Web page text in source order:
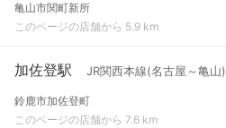
亀山市関町新所
このページの店舗から 5.9 km
加佐登駅 JR関西本線(名古屋～亀山)
鈴鹿市加佐登町
このページの店舗から 7.6 km